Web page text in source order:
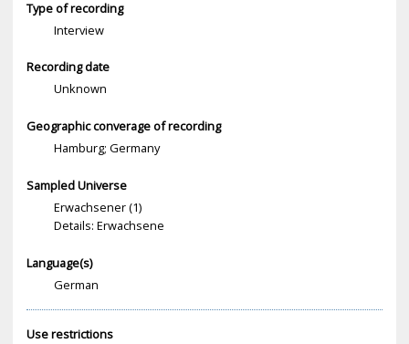
Type of recording
Interview
Recording date
Unknown
Geographic converage of recording
Hamburg; Germany
Sampled Universe
Erwachsener (1)
Details: Erwachsene
Language(s)
German
Use restrictions